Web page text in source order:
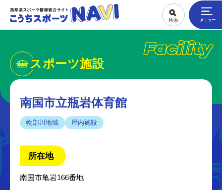
Facility
スポーツ施設
南国市立瓶岩体育館
物部川地域 屋内施設
所在地
南国市亀岩166番地